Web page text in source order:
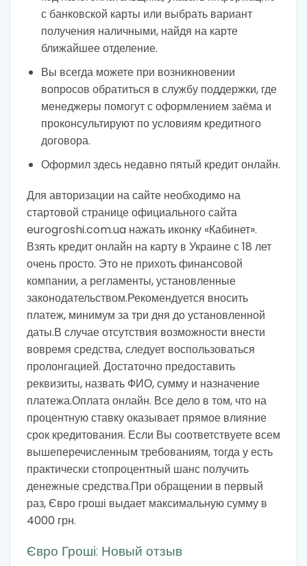
с банковской карты или выбрать вариант
получения наличными, найдя на карте
ближайшее отделение.
Вы всегда можете при возникновении
вопросов обратиться в службу поддержки, где
менеджеры помогут с оформлением заёма и
проконсультируют по условиям кредитного
договора.
Оформил здесь недавно пятый кредит онлайн.
Для авторизации на сайте необходимо на
стартовой странице официального сайта
eurogroshi.com.ua нажать иконку «Кабинет».
Взять кредит онлайн на карту в Украине с 18 лет
очень просто. Это не прихоть финансовой
компании, а регламенты, установленные
законодательством.Рекомендуется вносить
платеж, минимум за три дня до установленной
даты.В случае отсутствия возможности внести
вовремя средства, следует воспользоваться
пролонгацией. Достаточно предоставить
реквизиты, назвать ФИО, сумму и назначение
платежа.Оплата онлайн. Все дело в том, что на
процентную ставку оказывает прямое влияние
срок кредитования. Если Вы соответствуете всем
вышеперечисленным требованиям, тогда у есть
практически стопроцентный шанс получить
денежные средства.При обращении в первый
раз, Євро гроші выдает максимальную сумму в
4000 грн.
Євро Гроші: Новый отзыв